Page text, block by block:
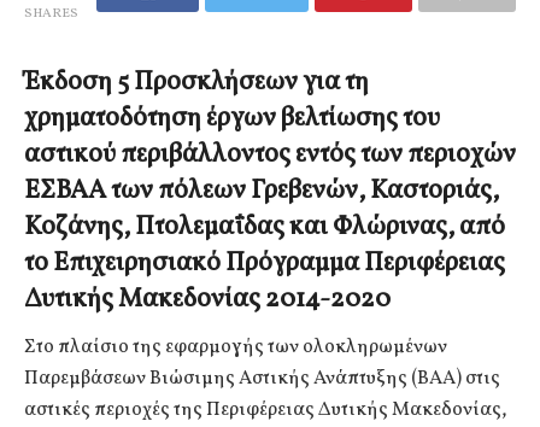
SHARES
Έκδοση 5 Προσκλήσεων για τη
χρηματοδότηση έργων βελτίωσης του
αστικού περιβάλλοντος εντός των περιοχών
ΕΣΒΑΑ των πόλεων Γρεβενών, Καστοριάς,
Κοζάνης, Πτολεμαΐδας και Φλώρινας,από
το Επιχειρησιακό Πρόγραμμα Περιφέρειας
Δυτικής Μακεδονίας 2014-2020
Στο πλαίσιο της εφαρμογής των ολοκληρωμένων
Παρεμβάσεων Βιώσιμης Αστικής Ανάπτυξης (ΒΑΑ) στις
αστικές περιοχές της Περιφέρειας Δυτικής Μακεδονίας,